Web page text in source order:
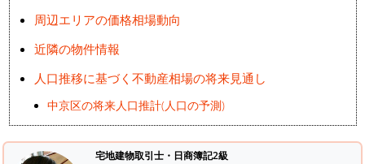
周辺エリアの価格相場動向
近隣の物件情報
人口推移に基づく不動産相場の将来見通し
中京区の将来人口推計(人口の予測)
宅地建物取引士・日商簿記2級